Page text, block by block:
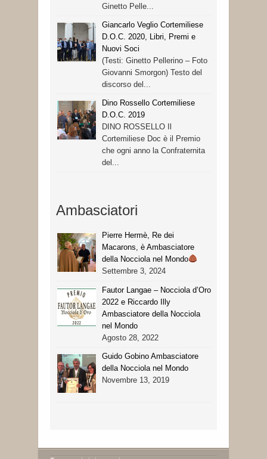
Ginetto Pelle...
Giancarlo Veglio Cortemiliese
D.O.C. 2020, Libri, Premi e
Nuovi Soci
(Testi: Ginetto Pellerino – Foto
Giovanni Smorgon) Testo del
discorso del...
Dino Rossello Cortemiliese
D.O.C. 2019
DINO ROSSELLO Il
Cortemiliese Doc è il Premio
che ogni anno la Confraternita
del...
Ambasciatori
Pierre Hermè, Re dei
Macarons, è Ambasciatore
della Nocciola nel Mondo
Settembre 3, 2024
Fautor Langae – Nocciola d’Oro
2022 e Riccardo Illy
Ambasciatore della Nocciola
nel Mondo
Agosto 28, 2022
Guido Gobino Ambasciatore
della Nocciola nel Mondo
Novembre 13, 2019